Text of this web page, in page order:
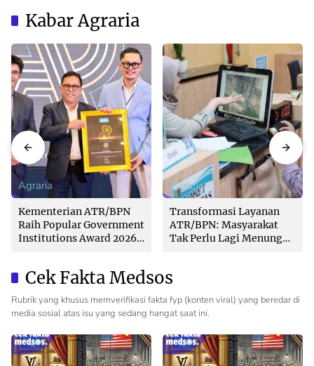
Kabar Agraria
Agraria
Kementerian ATR/BPN
Raih Popular Government
Institutions Award 2026
Agraria
Transformasi Layanan
ATR/BPN: Masyarakat
Tak Perlu Lagi Menunggu
Cek Fakta Medsos
Rubrik yang khusus memverifikasi fakta fyp (konten viral) yang beredar di
media sosial atas isu yang sedang hangat saat ini.